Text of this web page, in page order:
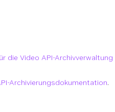
die Video API-Archivverwaltung
Archivierungsdokumentation.